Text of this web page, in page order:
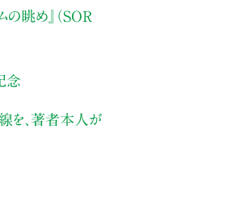
の眺め』（SOR
念
を、著者本人が